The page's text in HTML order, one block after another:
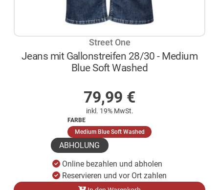
Street One
Jeans mit Gallonstreifen 28/30 - Medium
Blue Soft Washed
79,99 €
inkl. 19% MwSt.
FARBE
Medium Blue Soft Washed(ausgewählt)
ABHOLUNG
Online bezahlen und abholen
Reservieren und vor Ort zahlen